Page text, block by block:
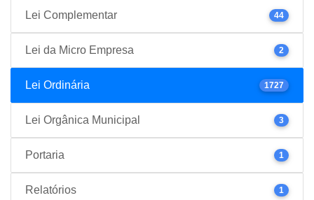
Lei Complementar 44
Lei da Micro Empresa 2
Lei Ordinária 1727
Lei Orgânica Municipal 3
Portaria 1
Relatórios 1